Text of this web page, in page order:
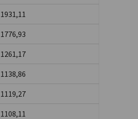
1931,11
1776,93
1261,17
1138,86
1119,27
1108,11